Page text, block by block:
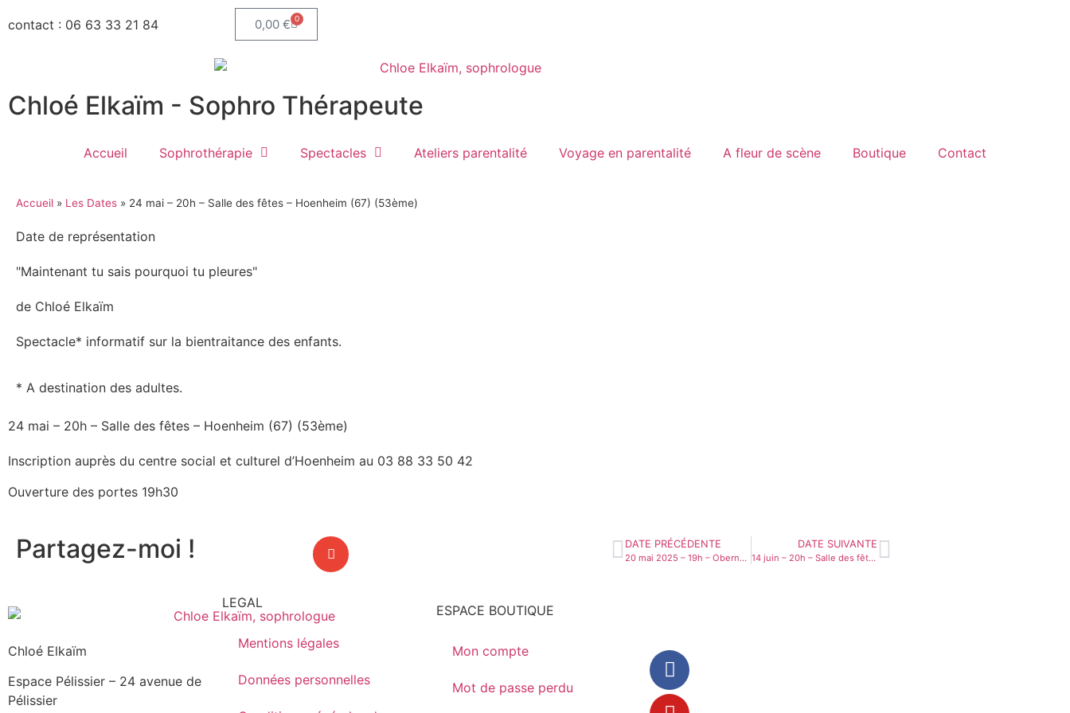
contact : 06 63 33 21 84 0,00 € 0
Chloé Elkaïm - Sophro Thérapeute
Accueil Sophrothérapie Spectacles Ateliers parentalité Voyage en parentalité A fleur de scène Boutique Contact
Accueil » Les Dates » 24 mai – 20h – Salle des fêtes – Hoenheim (67) (53ème)
Date de représentation
"Maintenant tu sais pourquoi tu pleures"
de Chloé Elkaïm
Spectacle* informatif sur la bientraitance des enfants.
* A destination des adultes.
24 mai – 20h – Salle des fêtes – Hoenheim (67) (53ème)
Inscription auprès du centre social et culturel d’Hoenheim au 03 88 33 50 42
Ouverture des portes 19h30
Partagez-moi ! DATE PRÉCÉDENTE
20 mai 2025 – 19h – Obernai (67) (52ème)
DATE SUIVANTE
14 juin – 20h – Salle des fêtes – Lempaut (81) (54ème)
Chloé Elkaïm
Espace Pélissier – 24 avenue de
Pélissier
LEGAL
Mentions légales
Données personnelles
ESPACE BOUTIQUE
Mon compte
Mot de passe perdu